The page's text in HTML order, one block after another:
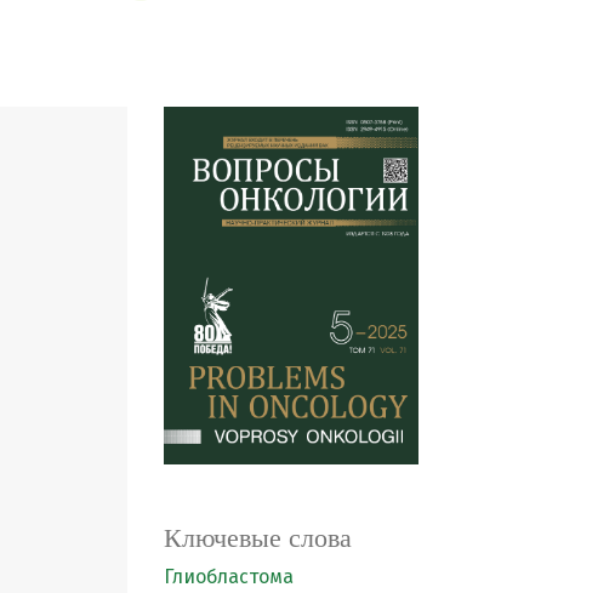
Ключевые слова
Глиобластома